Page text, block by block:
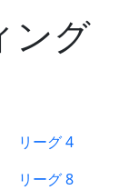
ング
リーグ 4
リーグ 8